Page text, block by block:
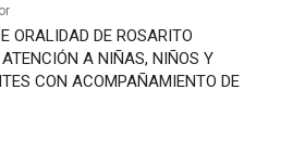
ORALIDAD DE ROSARITO
ATENCIÓN A NIÑAS, NIÑOS Y
CON ACOMPAÑAMIENTO DE